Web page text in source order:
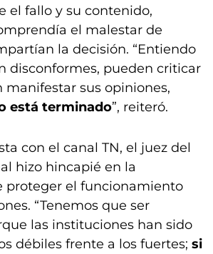
el fallo y su contenido,
el malestar de
la decisión. “Entiendo
disconformes, pueden criticar
manifestar sus opiniones,
está terminado”, reiteró.
con el canal TN, el juez del
hizo hincapié en la
proteger el funcionamiento
“Tenemos que ser
las instituciones han sido
débiles frente a los fuertes; si